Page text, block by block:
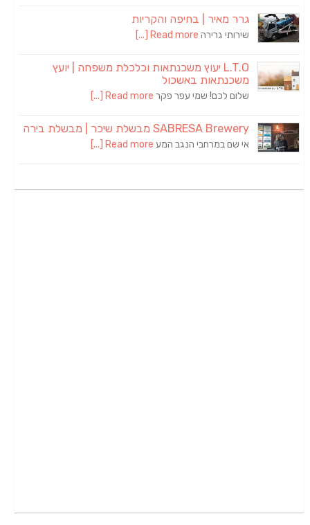
גרר מאיר | בחיפה והקריות
שירותי גרירה Read more [...]
L.T.O יעוץ משכנתאות וכלכלת משפחה | יועץ
משכנתאות באשכול
שלום לכם! שמי עפר פקר Read more [...]
SABRESA Brewery מבשלת שיכר | מבשלת בירה
אי שם במרחבי הנגב המע Read more [...]